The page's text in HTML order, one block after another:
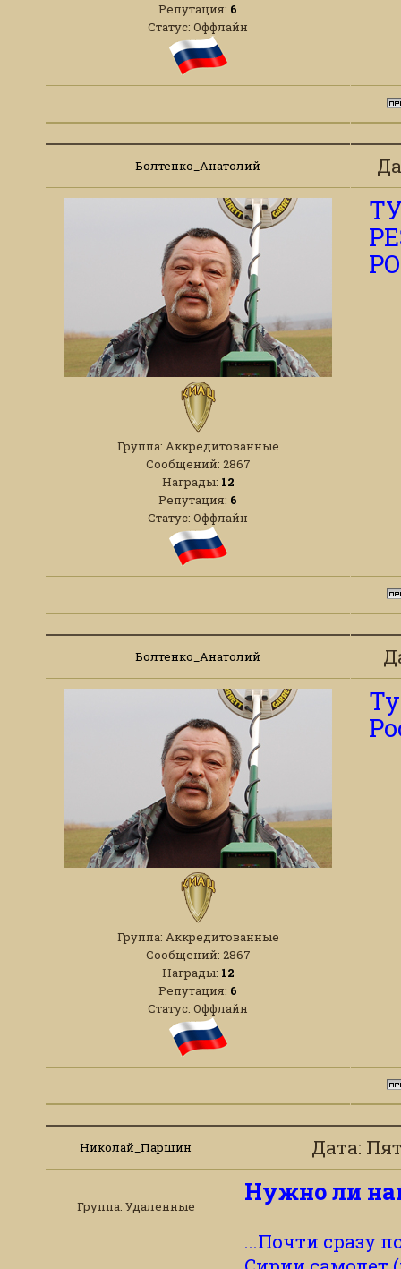
Репутация: 6
Статус: Оффлайн
Болтенко_Анатолий
Группа: Аккредитованные
Сообщений: 2867
Награды: 12
Репутация: 6
Статус: Оффлайн
Болтенко_Анатолий
Группа: Аккредитованные
Сообщений: 2867
Награды: 12
Репутация: 6
Статус: Оффлайн
Николай_Паршин Дата:
Группа: Удаленные Нужно ли
...Почти сразу